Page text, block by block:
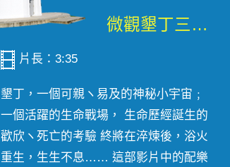
微觀墾丁三部曲 重生....
片長：3:35
墾丁，一個可親ヽ易及的神秘小宇宙﹔
一個活躍的生命戰場， 生命歷經誕生的
歡欣ヽ死亡的考驗 終將在淬煉後，浴火
重生，生生不息…… 這部影片中的配樂